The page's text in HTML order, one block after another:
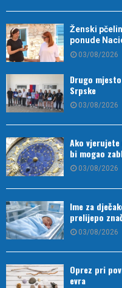
Ženski
ponude
03/08/2026
Drugo
Srpske
03/08/2026
Ako vjerujete
bi mogao
03/08/2026
Ime za
prelijepo
03/08/2026
Oprez pri
evra